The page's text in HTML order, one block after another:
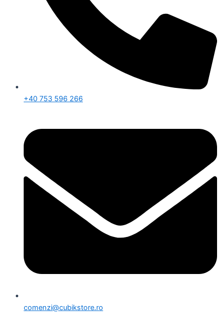
+40 753 596 266
comenzi@cubikstore.ro